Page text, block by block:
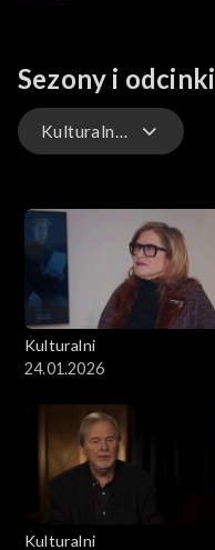
Sezony i odcinki
Kulturalni PL
Kulturalni PL
Kulturalni
24.01.2026
Kulturalni